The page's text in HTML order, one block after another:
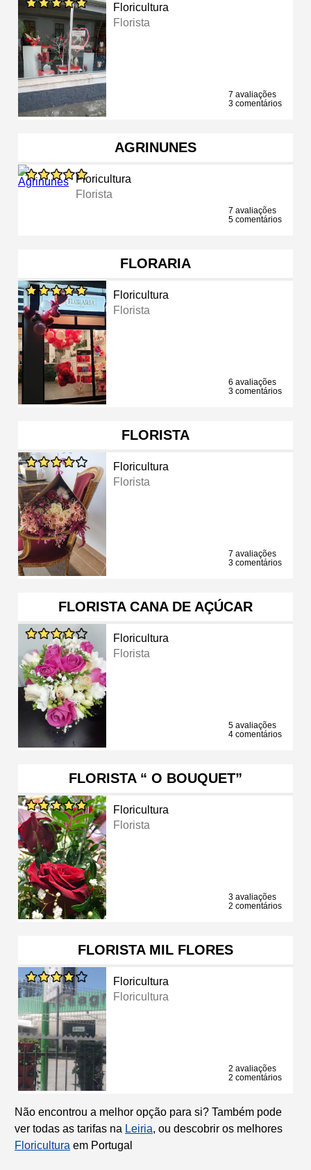
Floricultura
Florista
7 avaliações
3 comentários
AGRINUNES
Floricultura
Florista
7 avaliações
5 comentários
FLORARIA
Floricultura
Florista
6 avaliações
3 comentários
FLORISTA
Floricultura
Florista
7 avaliações
3 comentários
FLORISTA CANA DE AÇÚCAR
Floricultura
Florista
5 avaliações
4 comentários
FLORISTA “ O BOUQUET”
Floricultura
Florista
3 avaliações
2 comentários
FLORISTA MIL FLORES
Floricultura
Floricultura
2 avaliações
2 comentários
Não encontrou a melhor opção para si? Também pode
ver todas as tarifas na Leiria, ou descobrir os melhores
Floricultura em Portugal